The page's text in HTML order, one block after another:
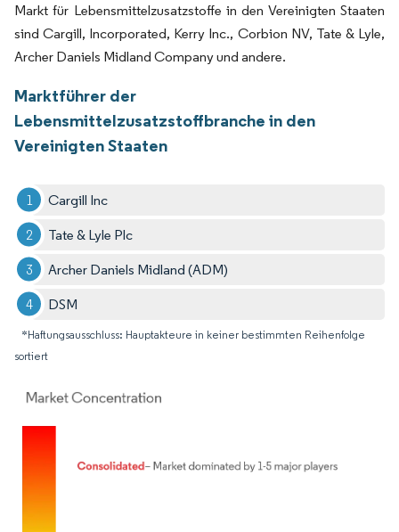
Markt für Lebensmittelzusatzstoffe in den Vereinigten Staaten
sind Cargill, Incorporated, Kerry Inc., Corbion NV, Tate & Lyle,
Archer Daniels Midland Company und andere.
Marktführer der
Lebensmittelzusatzstoffbranche in den
Vereinigten Staaten
Cargill Inc
Tate & Lyle Plc
Archer Daniels Midland (ADM)
DSM
*Haftungsausschluss: Hauptakteure in keiner bestimmten Reihenfolge
sortiert